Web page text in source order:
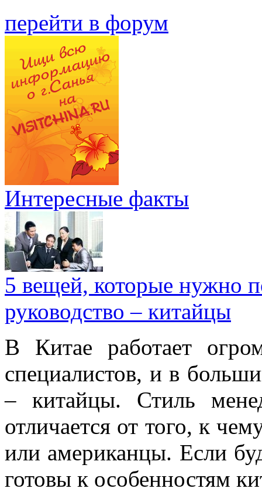
перейти в форум
Интересные факты
5 вещей, которые нужно
руководство – китайцы
В Китае работает
специалистов, и в
– китайцы. Стиль
отличается от того, к
или американцы. Если
готовы к особенностям